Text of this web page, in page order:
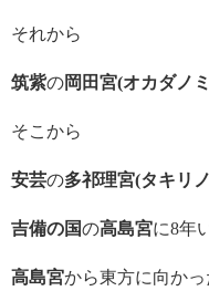
それから
筑紫の岡田宮(オカダノ
そこから
安芸の多祁理宮(タキリ
吉備の国の高島宮に8年
高島宮から東方に向かっ